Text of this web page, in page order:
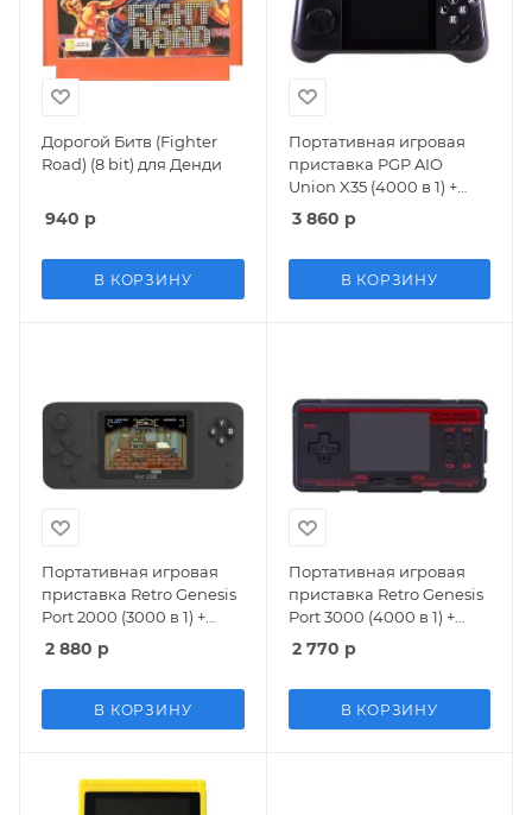
Дорогой Битв (Fighter
Road) (8 bit) для Денди
940 р
В КОРЗИНУ
Портативная игровая
приставка PGP AIO
Union X35 (4000 в 1) +
4000 встроенных игр
(Черный)
3 860 р
В КОРЗИНУ
Портативная игровая
приставка Retro Genesis
Port 2000 (3000 в 1) +
3000 встроенных игр
(Черный)
2 880 р
В КОРЗИНУ
Портативная игровая
приставка Retro Genesis
Port 3000 (4000 в 1) +
4000 встроенных игр
(Черный/Красный)
2 770 р
В КОРЗИНУ